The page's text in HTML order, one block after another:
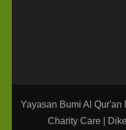
Yayasan Bumi Al Qur'an
Charity Care |